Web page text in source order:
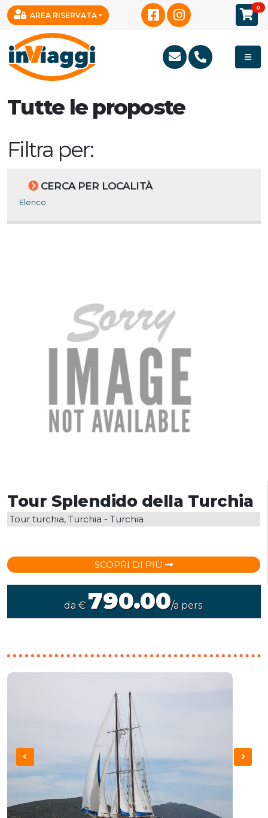
AREA RISERVATA
0
Tutte le proposte
Filtra per:
CERCA PER LOCALITÀ
Elenco
Tour Splendido della Turchia
Tour turchia, Turchia - Turchia
SCOPRI DI PIÙ
da € 790.00/a pers.